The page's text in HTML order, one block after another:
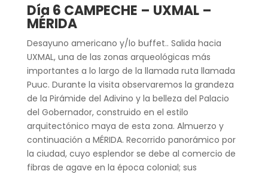
Día 6 CAMPECHE – UXMAL –
MÉRIDA
Desayuno americano y/lo buffet.. Salida hacia
UXMAL, una de las zonas arqueológicas más
importantes a lo largo de la llamada ruta llamada
Puuc. Durante la visita observaremos la grandeza
de la Pirámide del Adivino y la belleza del Palacio
del Gobernador, construido en el estilo
arquitectónico maya de esta zona. Almuerzo y
continuación a MÉRIDA. Recorrido panorámico por
la ciudad, cuyo esplendor se debe al comercio de
fibras de agave en la época colonial; sus